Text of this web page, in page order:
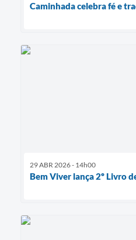
Caminhada celebra fé e
29 ABR 2026 - 14h00
Bem Viver lança 2º Livro